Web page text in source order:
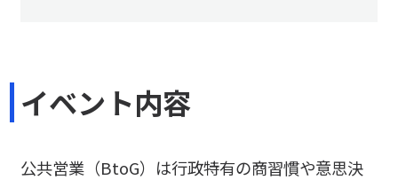
イベント内容
公共営業（BtoG）は行政特有の商習慣や意思決